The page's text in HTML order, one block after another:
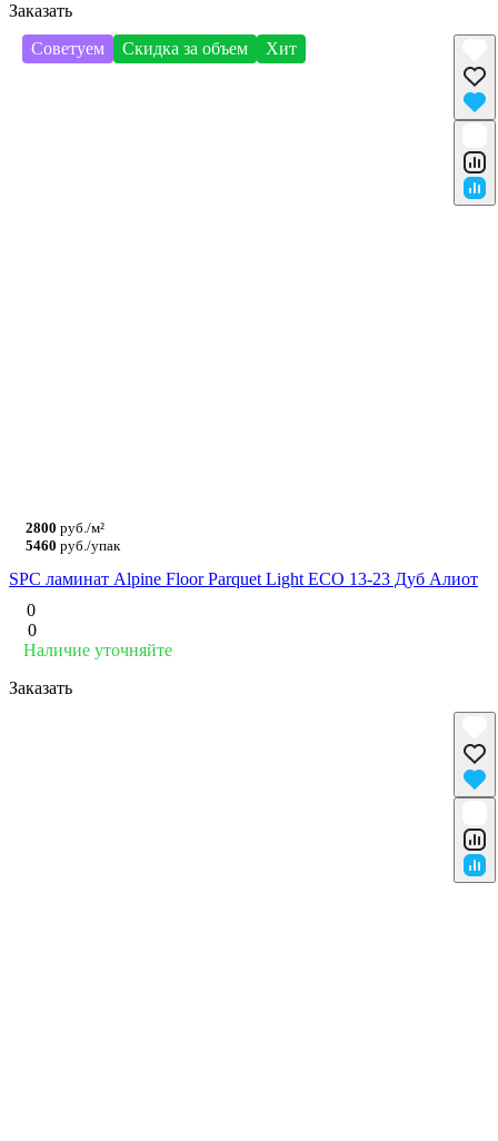
Заказать
Советуем
Скидка за объем Хит
2800 руб./м²
5460 руб./упак
SPC ламинат Alpine Floor Parquet Light ЕСО 13-23 Дуб Алиот
0
0
Наличие уточняйте
Заказать